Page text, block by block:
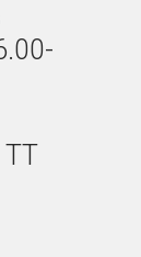
TT